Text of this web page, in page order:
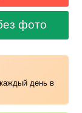
фото
день в